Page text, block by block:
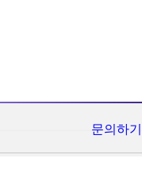
문의하기